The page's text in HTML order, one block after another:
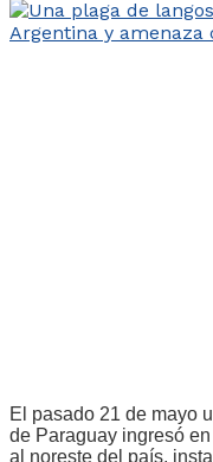
El pasado 21 de mayo
de Paraguay ingresó
al noreste del país,